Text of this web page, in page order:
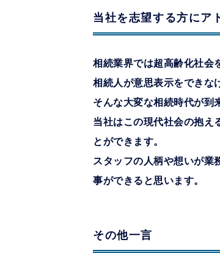
当社を志望する方にア
相続業界では超高齢化社会
相続人が意思表示をできな
そんな大変な相続時代が到
当社はこの現代社会の抱え
とができます。
スタッフの人柄や想いが業
事ができると思います。
その他一言